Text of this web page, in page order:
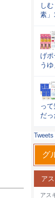
し
素」
げ
う
っ
だっ
グ
ア
アス